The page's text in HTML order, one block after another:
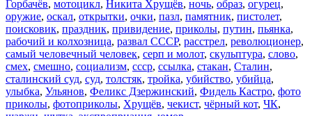
Горбачёв, мотоцикл, Никита Хрущёв, ночь, образ, огурец,
оружие, оскал, открытки, очки, пазл, памятник, пистолет,
поисковик, праздник, привидение, приколы, путин, пьянка,
рабочий и колхозница, развал СССР, расстрел, революционер,
самый человечный человек, серп и молот, скульптура, слово,
смех, смешно, социализм, ссср, ссылка, стакан, Сталин,
сталинский суд, суд, толстяк, тройка, убийство, убийца,
улыбка, Ульянов, Феликс Дзержинский, Фидель Кастро, фото
приколы, фотоприколы, Хрущёв, чекист, чёрный кот, ЧК,